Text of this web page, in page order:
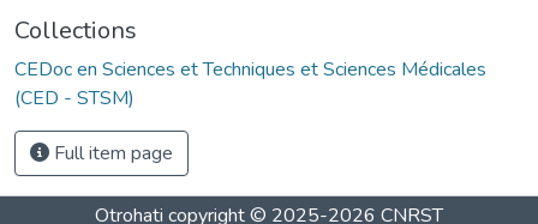
Collections
CEDoc en Sciences et Techniques et Sciences Médicales
(CED - STSM)
Full item page
Otrohati copyright © 2025-2026 CNRST